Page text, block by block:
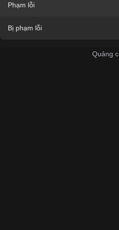
Phạm lỗi
Bị phạm lỗi